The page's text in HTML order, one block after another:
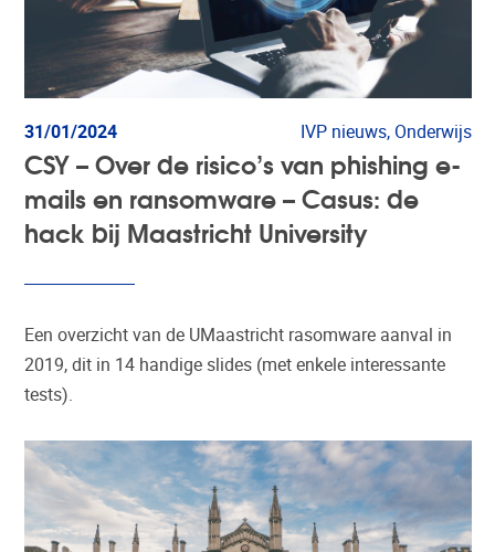
31/01/2024 IVP nieuws, Onderwijs
CSY – Over de risico’s van phishing e-
mails en ransomware – Casus: de
hack bij Maastricht University
Een overzicht van de UMaastricht rasomware aanval in
2019, dit in 14 handige slides (met enkele interessante
tests).